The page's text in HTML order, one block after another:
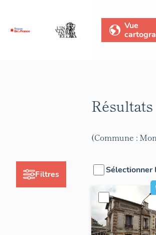
Vue
Filtres
(Commune :
Sélectionner